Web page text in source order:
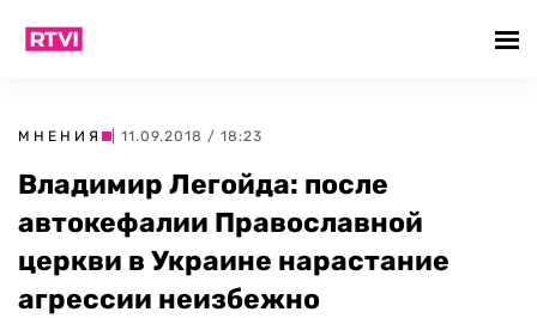
МНЕНИЯ | 11.09.2018 / 18:23
Владимир Легойда: после
автокефалии Православной
церкви в Украине нарастание
агрессии неизбежно